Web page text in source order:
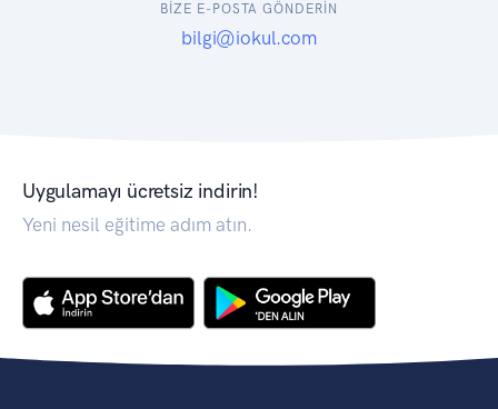
BİZE E-POSTA GÖNDERİN
bilgi@iokul.com
Uygulamayı ücretsiz indirin!
Yeni nesil eğitime adım atın.